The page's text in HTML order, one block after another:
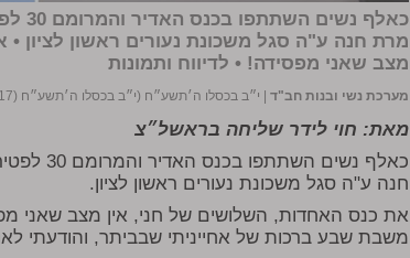
מרת חנה ע"ה סגל משכונת נעורים ראשון לציון
מצב שאני מפסידה! • לדיווח ותמונות
מערכת נשי ובנות חב"ד י״ב בכסלו ה׳תשע״ח (י״ב בכסלו ה׳תשע״ח (30/11/2017))
מאת: חוי לידר שליחה בראשל״צ
כאלף
חנה ע"ה סגל משכונת נעורים ראשון לציון.
את כנס האחדות, השלושים של חני, אין מצב שאני
משבת שבע ברכות של אחייניתי שבביתר, והודעתי